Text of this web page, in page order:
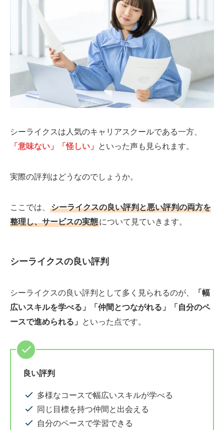
シーライクスは人気のキャリアスクールである一方、
「意味ない」「怪しい」
といった声も見られます。
実際の評判はどうなのでしょうか。
ここでは、
シーライクスの良い評判と悪い評判の両方を
整理し、サービスの実態について見ていきます。
シーライクスの 良い評判
シーライクスの良い評判として多く見られるのが、
「幅
広いスキルを学べる」「仲間とつながれる」「自分のペ
ースで進められる」
といった点です。
良い評判
多様なコースで幅広いスキルが学べる
同じ目標を持つ仲間と出会える
自分のペースで学習できる